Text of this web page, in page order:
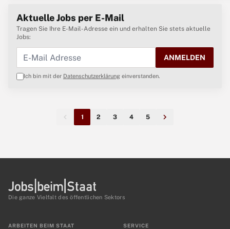
Aktuelle Jobs per E-Mail
Tragen Sie Ihre E-Mail-Adresse ein und erhalten Sie stets aktuelle
Jobs:
ANMELDEN
Ich bin mit der Datenschutzerklärung einverstanden.
1 2 3 4 5
Die ganze Vielfalt des öffentlichen Sektors
ARBEITEN BEIM STAAT SERVICE